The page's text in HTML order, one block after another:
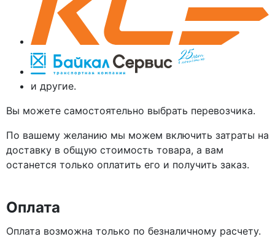
и другие.
Вы можете самостоятельно выбрать перевозчика.
По вашему желанию мы можем включить затраты на
доставку в общую стоимость товара, а вам
останется только оплатить его и получить заказ.
Оплата
Оплата возможна только по безналичному расчету.